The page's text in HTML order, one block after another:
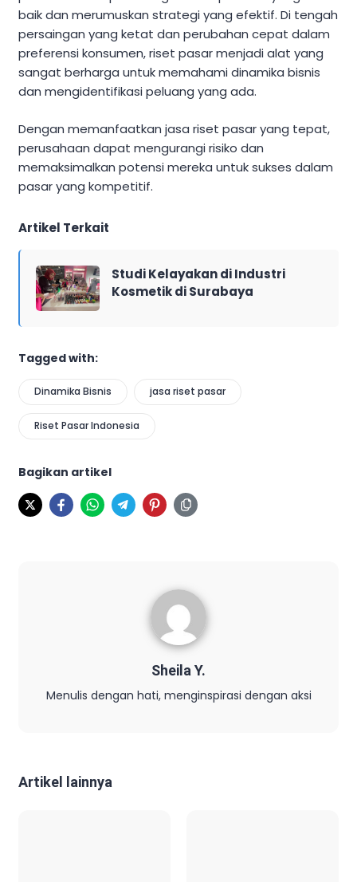
baik dan merumuskan strategi yang efektif. Di tengah
persaingan yang ketat dan perubahan cepat dalam
preferensi konsumen, riset pasar menjadi alat yang
sangat berharga untuk memahami dinamika bisnis
dan mengidentifikasi peluang yang ada.
Dengan memanfaatkan jasa riset pasar yang tepat,
perusahaan dapat mengurangi risiko dan
memaksimalkan potensi mereka untuk sukses dalam
pasar yang kompetitif.
Artikel Terkait
Studi Kelayakan di Industri
Kosmetik di Surabaya
Tagged with:
Dinamika Bisnis jasa riset pasar
Riset Pasar Indonesia
Bagikan artikel
Sheila Y.
Menulis dengan hati, menginspirasi dengan aksi
Artikel lainnya